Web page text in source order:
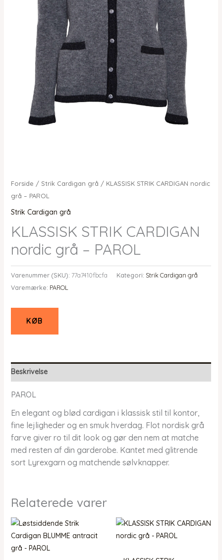
Forside / Strik Cardigan grå / KLASSISK STRIK CARDIGAN nordic
grå – PAROL
Strik Cardigan grå
KLASSISK STRIK CARDIGAN
nordic grå – PAROL
Varenummer (SKU): 77a7410fbcfa Kategori: Strik Cardigan grå
Varemærke: PAROL
KØB
Beskrivelse
PAROL
En elegant og blød cardigan i klassisk stil til kontor,
fine lejligheder og en smuk hverdag. Flot nordisk grå
farve giver ro til dit look og gør den nem at matche
med resten af din garderobe. Kantet med glitrende
sort Lyrexgarn og matchende sølvknapper.
Relaterede varer